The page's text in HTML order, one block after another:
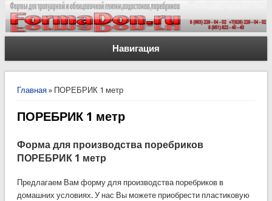
Навигация
Вы здесь
Главная» ПОРЕБРИК 1 метр
ПОРЕБРИК 1 метр
Форма для производства поребриков
ПОРЕБРИК 1 метр
Предлагаем Вам форму для производства поребриков в
домашних условиях. У нас Вы можете приобрести пластиковую